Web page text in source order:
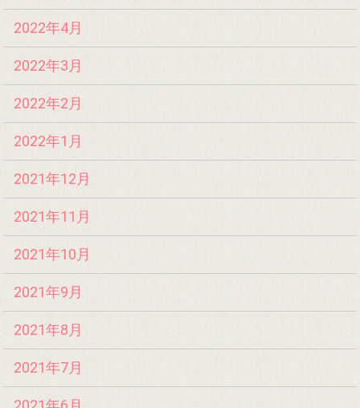
2022年4月
2022年3月
2022年2月
2022年1月
2021年12月
2021年11月
2021年10月
2021年9月
2021年8月
2021年7月